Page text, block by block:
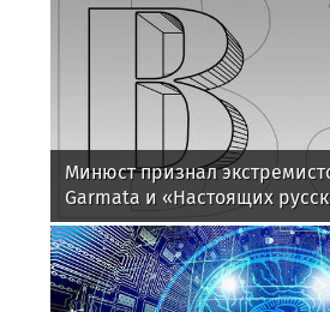
Минюст признал
Garmata и «Настоящих